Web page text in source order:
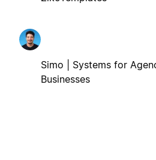
Simo | Systems for
Businesses